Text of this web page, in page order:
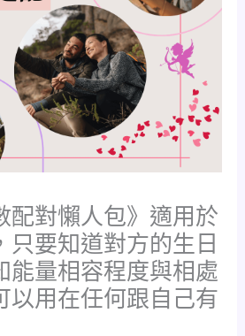
配對懶人包》適用於
只要知道對方的生日
能量相容程度與相處
以用在任何跟自己有